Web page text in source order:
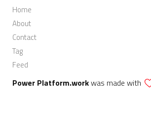
Home
About
Contact
Tag
Feed
Power Platform.workwas made with